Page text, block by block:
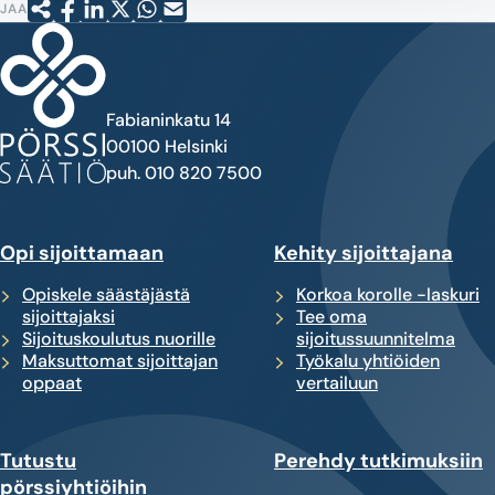
JAA
Fabianinkatu 14
00100 Helsinki
puh. 010 820 7500
Opi sijoittamaan
Opiskele säästäjästä
sijoittajaksi
Sijoituskoulutus nuorille
Maksuttomat sijoittajan
oppaat
Kehity sijoittajana
Korkoa korolle -laskuri
Tee oma
sijoitussuunnitelma
Työkalu yhtiöiden
vertailuun
Tutustu
pörssiyhtiöihin
Perehdy tutkimuksiin